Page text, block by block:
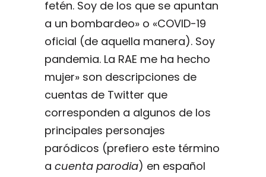
fetén. Soy de los que se apuntan
a un bombardeo» o «COVID-19
oficial (de aquella manera). Soy
pandemia. La RAE me ha hecho
mujer» son descripciones de
cuentas de Twitter que
corresponden a algunos de los
principales personajes
paródicos (prefiero este término
a cuenta parodia) en español